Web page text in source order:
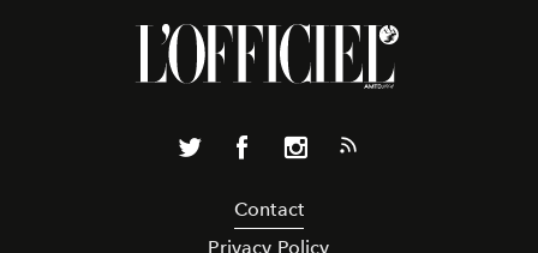
Contact
Privacy Policy